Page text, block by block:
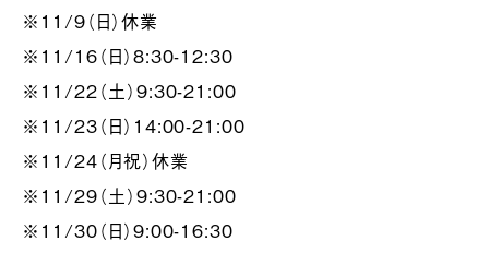
※11/9（日）休業
※11/16（日）8:30-12:30
※11/22（土）9:30-21:00
※11/23（日）14:00-21:00
※11/24（月祝）休業
※11/29（土）9:30-21:00
※11/30（日）9:00-16:30